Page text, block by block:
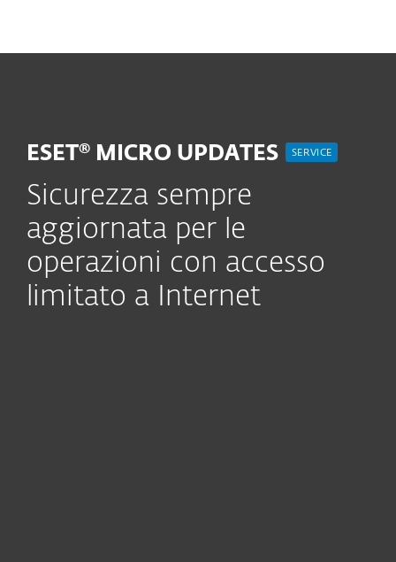
ESET® MICRO UPDATES SERVICE
Sicurezza sempre
aggiornata per le
operazioni con accesso
limitato a Internet